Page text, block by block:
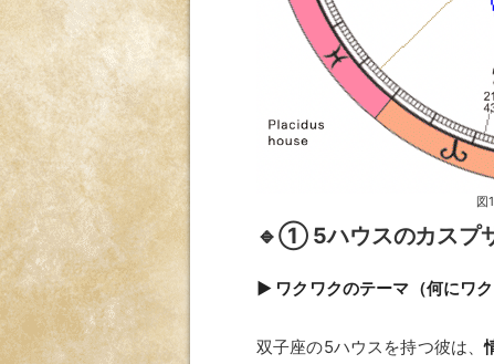
図
🔹① 5ハウスのカスプ
▶ ワクワクのテーマ（何にワク
双子座の5ハウスを持つ彼は、